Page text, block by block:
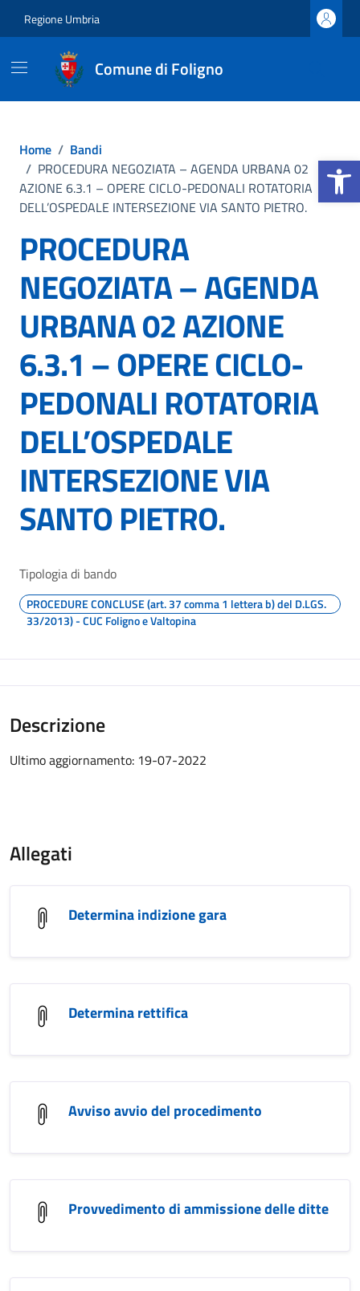
Apri la
Regione Umbria
Comune di Foligno
Home / Bandi
/ PROCEDURA NEGOZIATA – AGENDA URBANA 02
AZIONE 6.3.1 – OPERE CICLO-PEDONALI ROTATORIA
DELL’OSPEDALE INTERSEZIONE VIA SANTO PIETRO.
PROCEDURA
NEGOZIATA – AGENDA
URBANA 02 AZIONE
6.3.1 – OPERE CICLO-
PEDONALI ROTATORIA
DELL’OSPEDALE
INTERSEZIONE VIA
SANTO PIETRO.
Tipologia di bando
PROCEDURE CONCLUSE (art. 37 comma 1 lettera b) del D.LGS.
33/2013) - CUC Foligno e Valtopina
Descrizione
Ultimo aggiornamento: 19-07-2022
Allegati
Determina indizione gara
Determina rettifica
Avviso avvio del procedimento
Provvedimento di ammissione delle ditte